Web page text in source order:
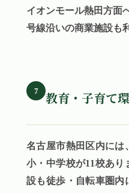
イオンモール熱田方面
号線沿いの商業施設も
7 教育・子育て
名古屋市熱田区内には
小・中学校が11校あ
設も徒歩・自転車圏内